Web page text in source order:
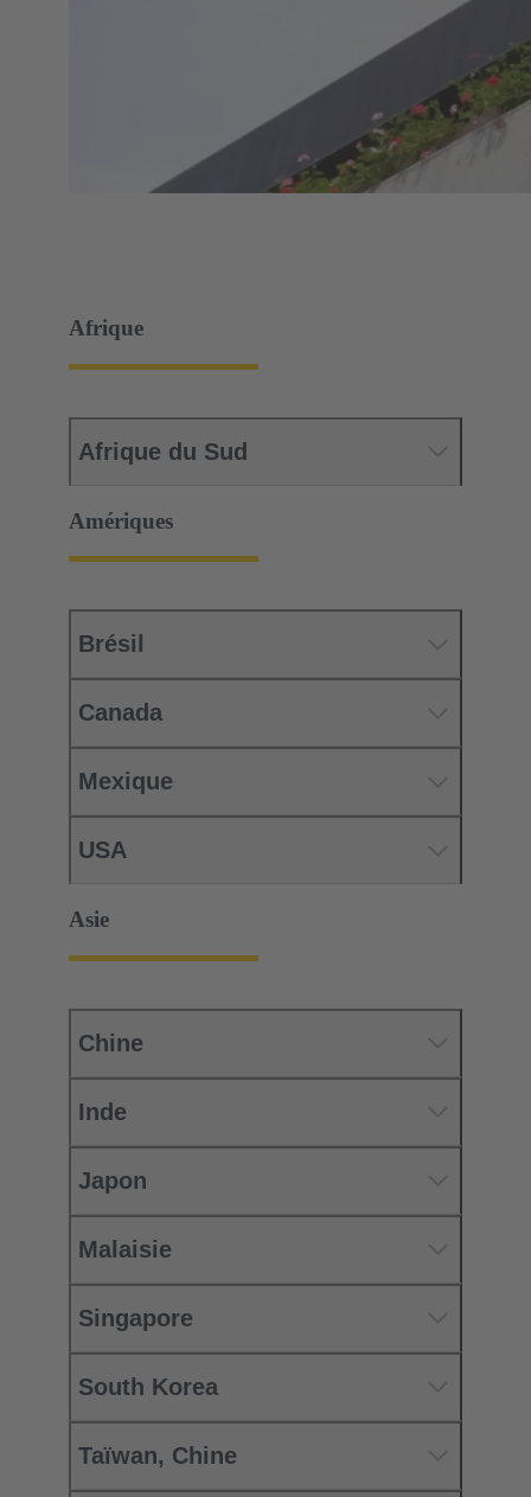
Afrique
Afrique du Sud
Amériques
Brésil
Canada
Mexique
USA
Asie
Chine
Inde
Japon
Malaisie
Singapore
South Korea
Taïwan, Chine